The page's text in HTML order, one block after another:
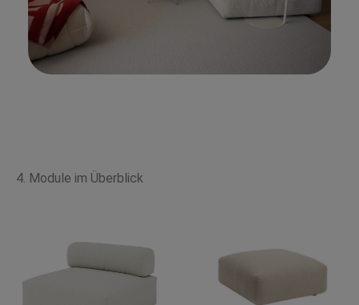
4. Module im Überblick